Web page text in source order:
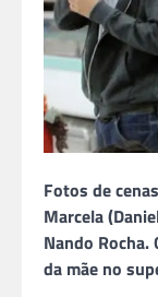
Fotos de
Marcela
Nando Rocha.
da mãe no